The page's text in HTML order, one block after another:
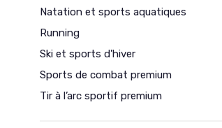
Natation et sports aquatiques
Running
Ski et sports d'hiver
Sports de combat premium
Tir à l’arc sportif premium